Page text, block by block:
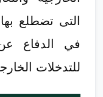
التى تضطلع
في الدفاع
للتدخلات